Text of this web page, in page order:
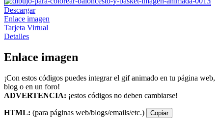
Descargar
Enlace imagen
Tarjeta Virtual
Detalles
Enlace imagen
¡Con estos códigos puedes integrar el gif animado en tu página web,
blog o en un foro!
ADVERTENCIA: ¡estos códigos no deben cambiarse!
HTML: (para páginas web/blogs/emails/etc.) Copiar